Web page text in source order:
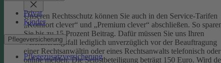
Privat
Kinder
Pflegeversicherung
Pflegezusatzversicherung
Unseren Rechtsschutz können Sie auch in den Service-Tarifen
„Komfort clever“ und „Premium clever“ abschließen. So
Sie bis zu 15 Prozent Beitrag. Dafür müssen Sie uns Ihren
Versicherungsfall lediglich unverzüglich vor der Beauftragung
einer Rechtsanwältin oder eines Rechtsanwalts telefonisch oder
online melden. Die Selbstbeteiligung beträgt 150 Euro. Wird